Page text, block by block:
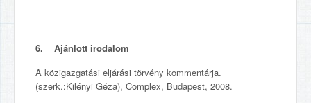
6. Ajánlott irodalom
A közigazgatási eljárási törvény kommentárja.
(szerk.:Kilényi Géza), Complex, Budapest, 2008.